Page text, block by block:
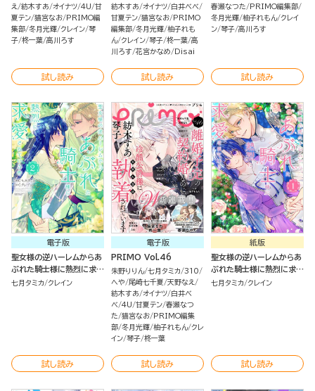
え
紡木すあ オイナツ 4U 甘
夏テン 猫宮なお
PRIMO編
集部 冬月光輝 クレイン 琴
子 柊一葉 高川ろす
試し読み
紡木すあ オイナツ 白井べべ
甘夏テン 猫宮なお
PRIMO
編集部 冬月光輝 柚子れも
ん クレイン 琴子 柊一葉 高
川ろす 花宮かなめ Disai
試し読み
春瀬なつた
PRIMO編集部
冬月光輝 柚子れもん クレイ
ン 琴子 高川ろす
試し読み
電子版
聖女様の逆ハーレムからあ
ぶれた騎士様に熱烈に求愛
されている件 （2）
七月タミカ クレイン
試し読み
電子版
PRIMO Vol.46
朱野りりん 七月タミカ 310
へや 尾崎七千夏 天野なえ
紡木すあ オイナツ 白井べ
べ 4U 甘夏テン 春瀬なつ
た 猫宮なお
PRIMO編集
部 冬月光輝 柚子れもん クレ
イン 琴子 柊一葉
試し読み
紙版
聖女様の逆ハーレムからあ
ぶれた騎士様に熱烈に求愛
されている件 （1） 【かきお
七月タミカ クレイン
試し読み